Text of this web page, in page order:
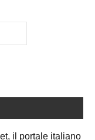
il portale italiano